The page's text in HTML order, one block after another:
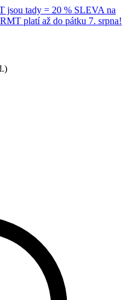
jsou tady = 20 % SLEVA na
platí až do pátku 7. srpna!
)